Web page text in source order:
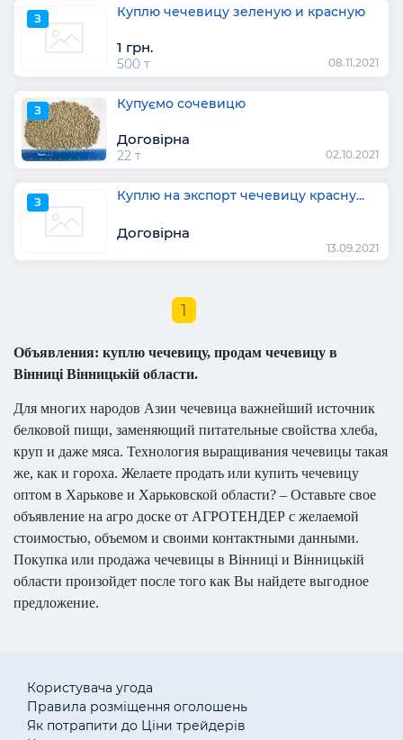
З Куплю чечевицу зеленую и красную
1 грн.
500 т 08.11.2021
З Купуємо сочевицю
Договірна
22 т 02.10.2021
З Куплю на экспорт чечевицу красну...
Договірна
13.09.2021
1
Объявления: куплю чечевицу, продам чечевицу в
Вінниці Вінницькій области.
Для многих народов Азии чечевица важнейший источник
белковой пищи, заменяющий питательные свойства хлеба,
круп и даже мяса. Технология выращивания чечевицы такая
же, как и гороха. Желаете продать или купить чечевицу
оптом в Харькове и Харьковской области? – Оставьте свое
объявление на агро доске от АГРОТЕНДЕР с желаемой
стоимостью, объемом и своими контактными данными.
Покупка или продажа чечевицы в Вінниці и Вінницькій
области произойдет после того как Вы найдете выгодное
предложение.
Користувача угода
Правила розміщення оголошень
Як потрапити до Ціни трейдерів